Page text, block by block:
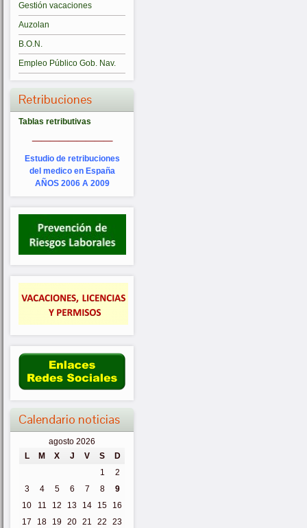
Gestión vacaciones
Auzolan
B.O.N.
Empleo Público Gob. Nav.
Retribuciones
Tablas retributivas
Estudio de retribuciones
del medico en España
AÑOS 2006 A 2009
Calendario noticias
agosto 2026
L
M X J V S
D
1
2
3
4 5 6 7 8
9
10
11 12 13 14 15
16
17
18 19 20 21 22
23